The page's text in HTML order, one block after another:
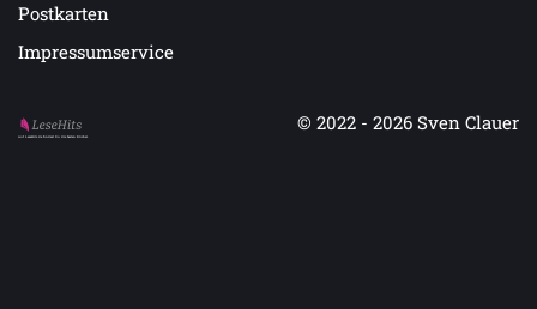
Postkarten
Impressumservice
Auf LeseHits.de findest Du die besten Bücher.
© 2022 - 2026 Sven Clauer